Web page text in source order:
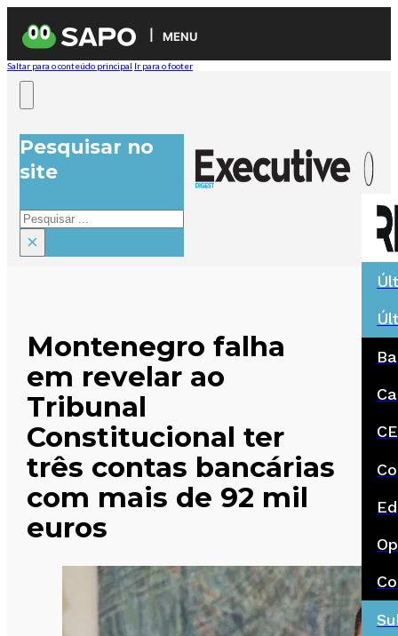
MENU
Saltar para o conteúdo principal Ir para o footer
Pesquisar no
site
Pesquisar
×
Montenegro falha
em revelar ao
Tribunal
Constitucional ter
três contas bancárias
com mais de 92 mil
euros